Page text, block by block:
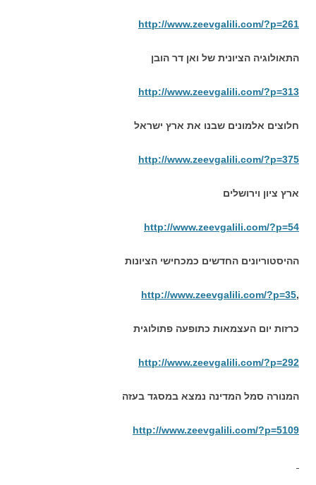
http://www.zeevgalili.com/?p=261
התאולוגיה הציונית של ואן דר הובן
http://www.zeevgalili.com/?p=313
חלוצים אלמונים שבנו את ארץ ישראל
http://www.zeevgalili.com/?p=375
ארץ ציון וירושלים
http://www.zeevgalili.com/?p=54
ההיסטוריונים החדשים כמכחישי הציונות
,
http://www.zeevgalili.com/?p=35
כרזות יום העצמאות כתופעה פתולוגית
http://www.zeevgalili.com/?p=292
המנורה סמל המדינה נמצא במסגד בעזה
http://www.zeevgalili.com/?p=5109